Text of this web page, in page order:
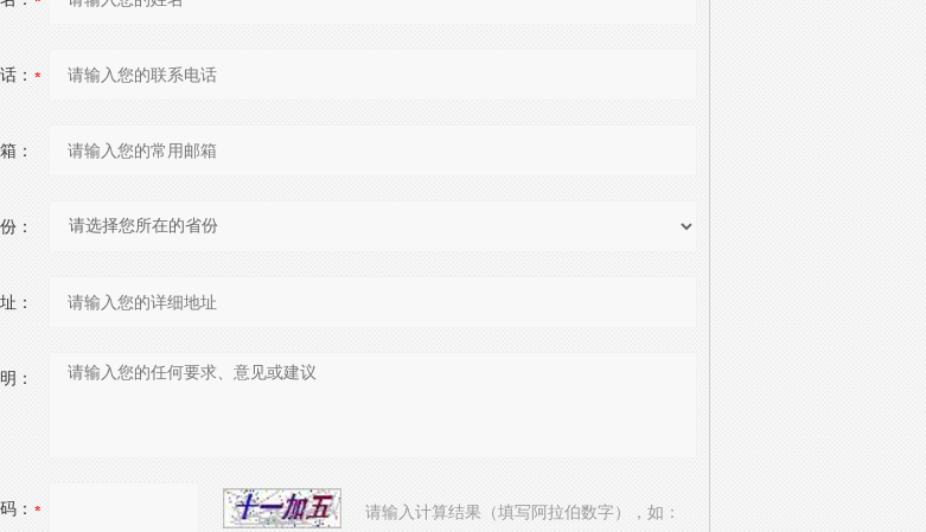
：
：
：
：
：
： 请输入计算结果（填写阿拉伯数字），如：